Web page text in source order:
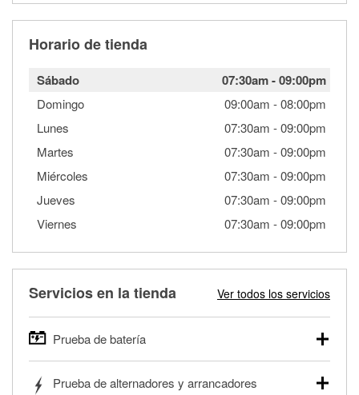
Horario de tienda
Sábado 07:30am-09:00pm
Domingo 09:00am -08:00pm
Lunes
07:30am -09:00pm
Martes
07:30am -09:00pm
Miércoles
07:30am -09:00pm
Jueves
07:30am -09:00pm
Viernes
07:30am -09:00pm
Servicios en la tienda Ver todos los servicios
Prueba de batería
autos, camionetas, SUVs, vehículos comerciales y
Prueba de alternadores y arrancadores